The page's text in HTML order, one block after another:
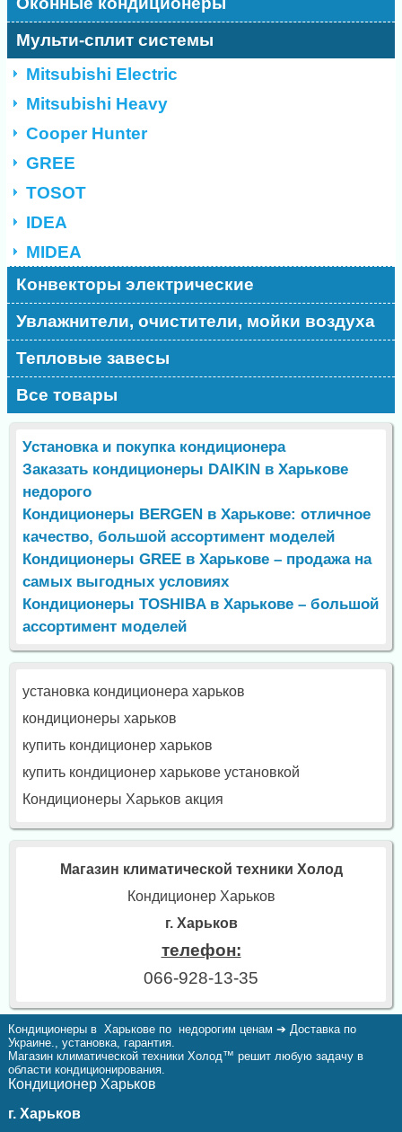
Мульти-сплит системы
Mitsubishi Electric
Mitsubishi Heavy
Cooper Hunter
GREE
TOSOT
IDEA
MIDEA
Конвекторы электрические
Увлажнители, очистители, мойки воздуха
Тепловые завесы
Все товары
Установка и покупка кондиционера
Заказать кондиционеры DAIKIN в Харькове
недорого
Кондиционеры BERGEN в Харькове: отличное
качество, большой ассортимент моделей
Кондиционеры GREE в Харькове – продажа на
самых выгодных условиях
Кондиционеры TOSHIBA в Харькове – большой
ассортимент моделей
установка кондиционера харьков
кондиционеры харьков
купить кондиционер харьков
купить кондиционер харькове установкой
Кондиционеры Харьков акция
Магазин климатической техники Холод
Кондиционер Харьков
г. Харьков
телефон:
066-928-13-35
Кондиционеры в Харькове по недорогим ценам ➔ Доставка по
Украине., установка, гарантия.
Магазин климатической техники Холод™ решит любую задачу в
области кондиционирования.
Кондиционер Харьков
г. Харьков